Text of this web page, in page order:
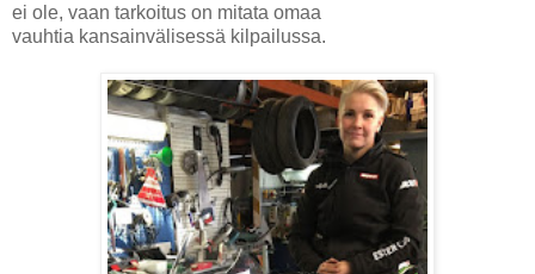
ei ole, vaan tarkoitus on mitata omaa
vauhtia kansainvälisessä kilpailussa.